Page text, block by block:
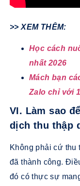
>> XEM THÊM:
Học cách
nhất 2026
Mách bạn
Zalo chỉ với
VI. Làm sao
dịch thu thập
Không phải cứ thu
đã thành công.
đó có thực sự